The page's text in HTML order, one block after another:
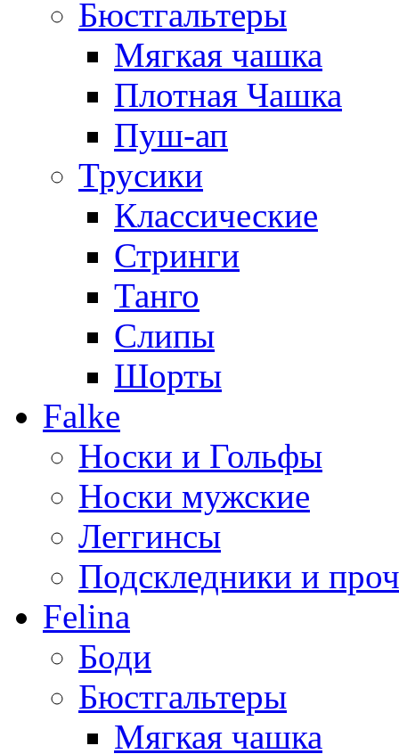
Бюстгальтеры
Мягкая чашка
Плотная Чашка
Пуш-ап
Трусики
Классические
Стринги
Танго
Слипы
Шорты
Falke
Носки и Гольфы
Носки мужские
Леггинсы
Подскледники и
Felina
Боди
Бюстгальтеры
Мягкая чашка